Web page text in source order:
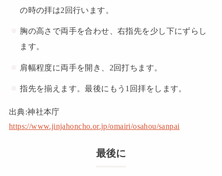
の時の拝は2回行います。
胸の高さで両手を合わせ、右指先を少し下にずらし
ます。
肩幅程度に両手を開き、2回打ちます。
指先を揃えます。最後にもう1回拝をします。
出典:神社本庁
https://www.jinjahoncho.or.jp/omairi/osahou/sanpai
最後に